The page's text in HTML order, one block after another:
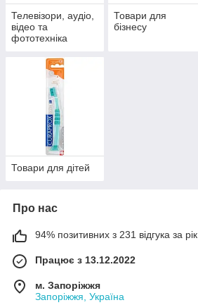
Телевізори, аудіо,
відео та
фототехніка
Товари для
бізнесу
Товари для дітей
Про нас
94% позитивних з 231 відгука за рік
Працює з 13.12.2022
м. Запоріжжя
Запоріжжя, Україна